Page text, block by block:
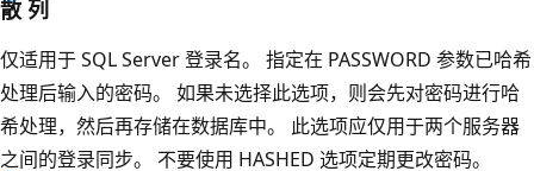
散 列
仅适用于 SQL Server 登录名。 指定在 PASSWORD 参数已哈希
处理后输入的密码。 如果未选择此选项，则会先对密码进行哈
希处理，然后再存储在数据库中。 此选项应仅用于两个服务器
之间的登录同步。 不要使用 HASHED 选项定期更改密码。